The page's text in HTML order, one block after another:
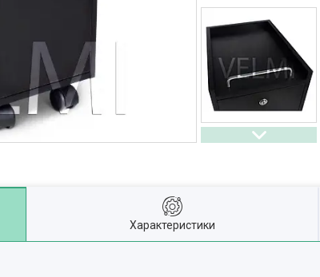
Характеристики